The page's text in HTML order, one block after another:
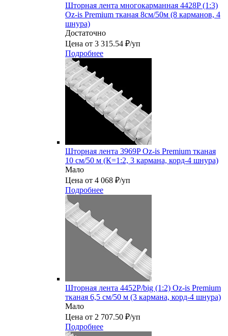
Шторная лента многокарманная 4428P (1:3)
Oz-is Premium тканая 8см/50м (8 карманов, 4
шнура)
Достаточно
Цена от 3 315.54 ₽/уп
Подробнее
Шторная лента 3969P Oz-is Premium тканая
10 см/50 м (К=1:2, 3 кармана, корд-4 шнура)
Мало
Цена от 4 068 ₽/уп
Подробнее
Шторная лента 4452P/big (1:2) Oz-is Premium
тканая 6,5 см/50 м (3 кармана, корд-4 шнура)
Мало
Цена от 2 707.50 ₽/уп
Подробнее